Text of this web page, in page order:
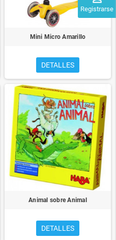
Registrarse
Mini Micro Amarillo
DETALLES
Animal sobre Animal
DETALLES